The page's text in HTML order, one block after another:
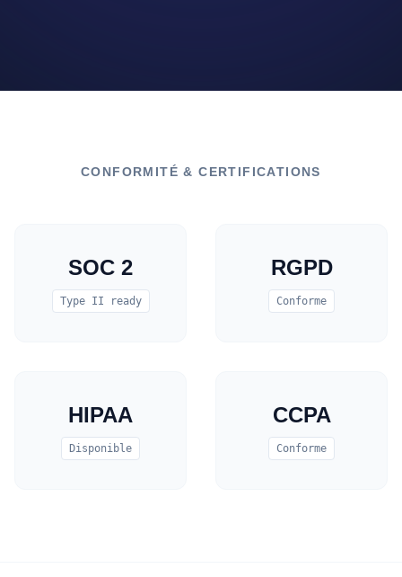
CONFORMITÉ & CERTIFICATIONS
SOC 2
Type II ready
RGPD
Conforme
HIPAA
Disponible
CCPA
Conforme